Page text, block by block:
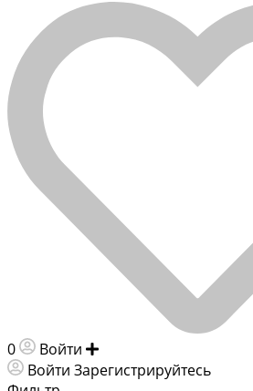
0 Войти
Войти Зарегистрируйтесь